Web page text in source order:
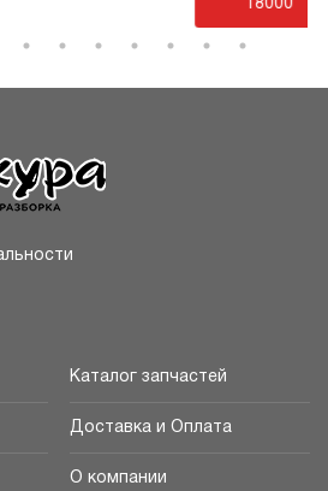
Каталог запчастей
Доставка и Оплата
О компании